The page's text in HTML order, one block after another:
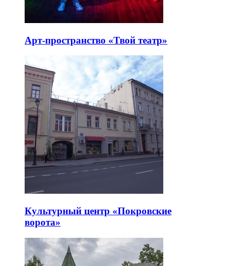
Арт-пространство «Твой театр»
Культурный центр «Покровские
ворота»